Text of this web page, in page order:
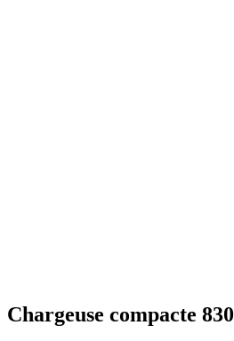
Chargeuse compacte 830